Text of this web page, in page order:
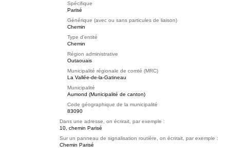
Spécifique
Parisé
Générique (avec ou sans particules de liaison)
Chemin
Type d'entité
Chemin
Région administrative
Outaouais
Municipalité régionale de comté (MRC)
La Vallée-de-la-Gatineau
Municipalité
Aumond (Municipalité de canton)
Code géographique de la municipalité
83090
Dans une adresse, on écrirait, par exemple :
10, chemin Parisé
Sur un panneau de signalisation routière, on écrirait, par exemple :
Chemin Parisé